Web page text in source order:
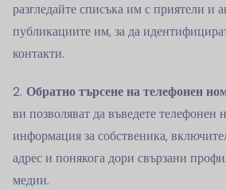
разгледайте списъка им с приятели и
публикациите им, за да
контакти.
Обратно търсене на телефонен
ви позволяват да въведете телефонен
информация за собственика,
адрес и понякога дори свързани
медии.